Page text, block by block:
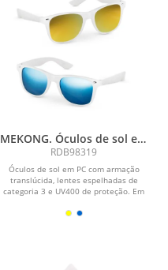
MEKONG. Óculos de sol em
PC com armação
translúcida
RDB98319
Óculos de sol em PC com armação
translúcida, lentes espelhadas de
categoria 3 e UV400 de proteção. Em